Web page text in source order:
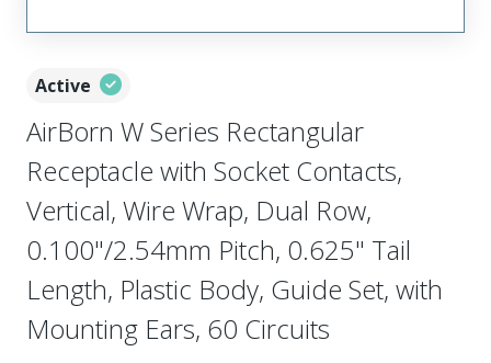
Active
AirBorn W Series Rectangular
Receptacle with Socket Contacts,
Vertical, Wire Wrap, Dual Row,
0.100"/2.54mm Pitch, 0.625" Tail
Length, Plastic Body, Guide Set, with
Mounting Ears, 60 Circuits